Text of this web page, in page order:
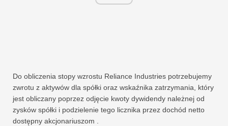
Do obliczenia stopy wzrostu Reliance Industries potrzebujemy
zwrotu z aktywów dla spółki oraz wskaźnika zatrzymania, który
jest obliczany poprzez odjęcie kwoty dywidendy należnej od
zysków spółki i podzielenie tego licznika przez dochód netto
dostępny akcjonariuszom .